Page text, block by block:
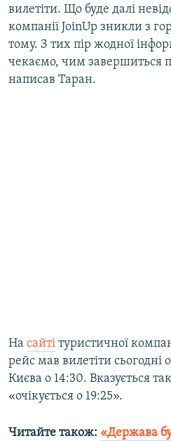
Усі сайти RFE/RL
вилетіти. Що буде далі
компанії JoinUp зникли з
тому. З тих пір жодної
чекаємо, чим завершиться
написав Таран.
На сайті туристичної
рейс мав вилетіти сьогодні
Києва о 14:30. Вказується
«очікується о 19:25».
Читайте також: «Держава